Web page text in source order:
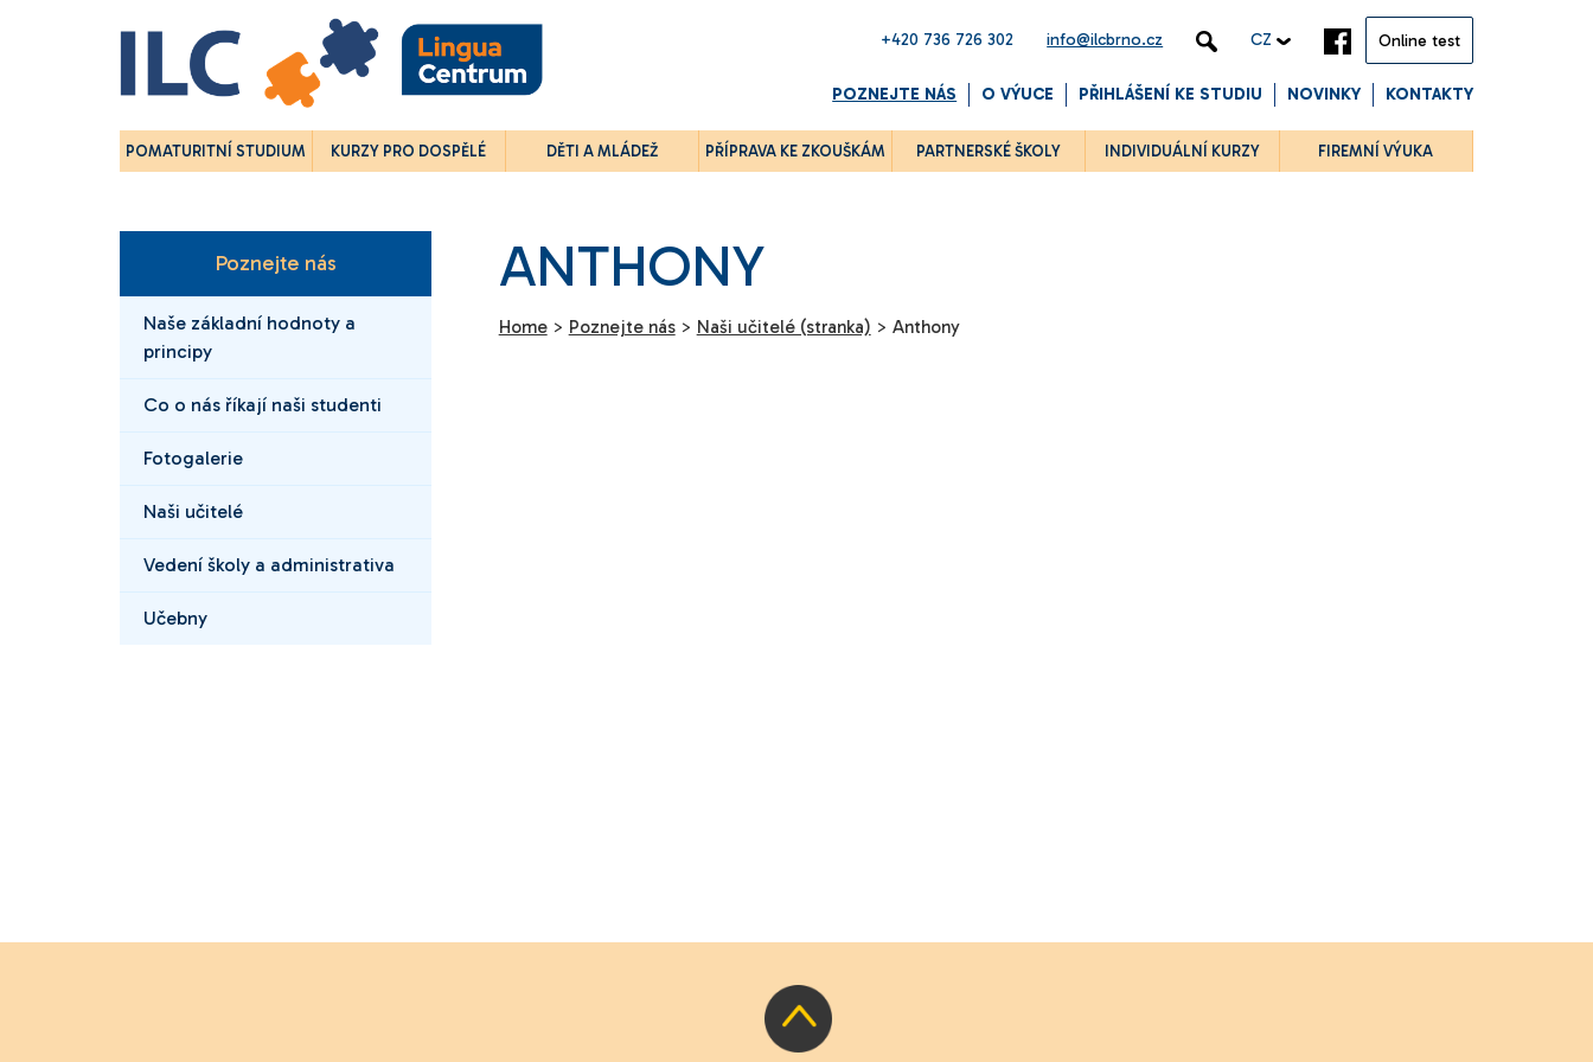
+420 736 726 302 info@ilcbrno.cz CZ Online test
POZNEJTE NÁS O VÝUCE PŘIHLÁŠENÍ KE STUDIU NOVINKY KONTAKTY
POMATURITNÍ STUDIUM KURZY PRO DOSPĚLÉ DĚTI A MLÁDEŽ PŘÍPRAVA KE ZKOUŠKÁM PARTNERSKÉ ŠKOLY INDIVIDUÁLNÍ KURZY FIREMNÍ VÝUKA
ANTHONY
Home > Poznejte nás > Naši učitelé (stranka) > Anthony
Poznejte nás
Naše základní hodnoty a
principy
Co o nás říkají naši studenti
Fotogalerie
Naši učitelé
Vedení školy a administrativa
Učebny